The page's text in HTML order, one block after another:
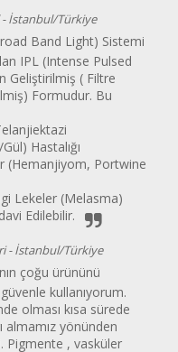
İstanbul/Türkiye
Band Light) Sistemi
IPL (Intense Pulsed
Geliştirilmiş ( Filtre
Formudur. Bu
Hastalığı
(Hemanjiyom, Portwine
Lekeler (Melasma)
Edilebilir.
-İstanbul/Türkiye
çoğu ürününü
kullanıyorum.
olması kısa sürede
almamız yönünden
Pigmente , vasküler